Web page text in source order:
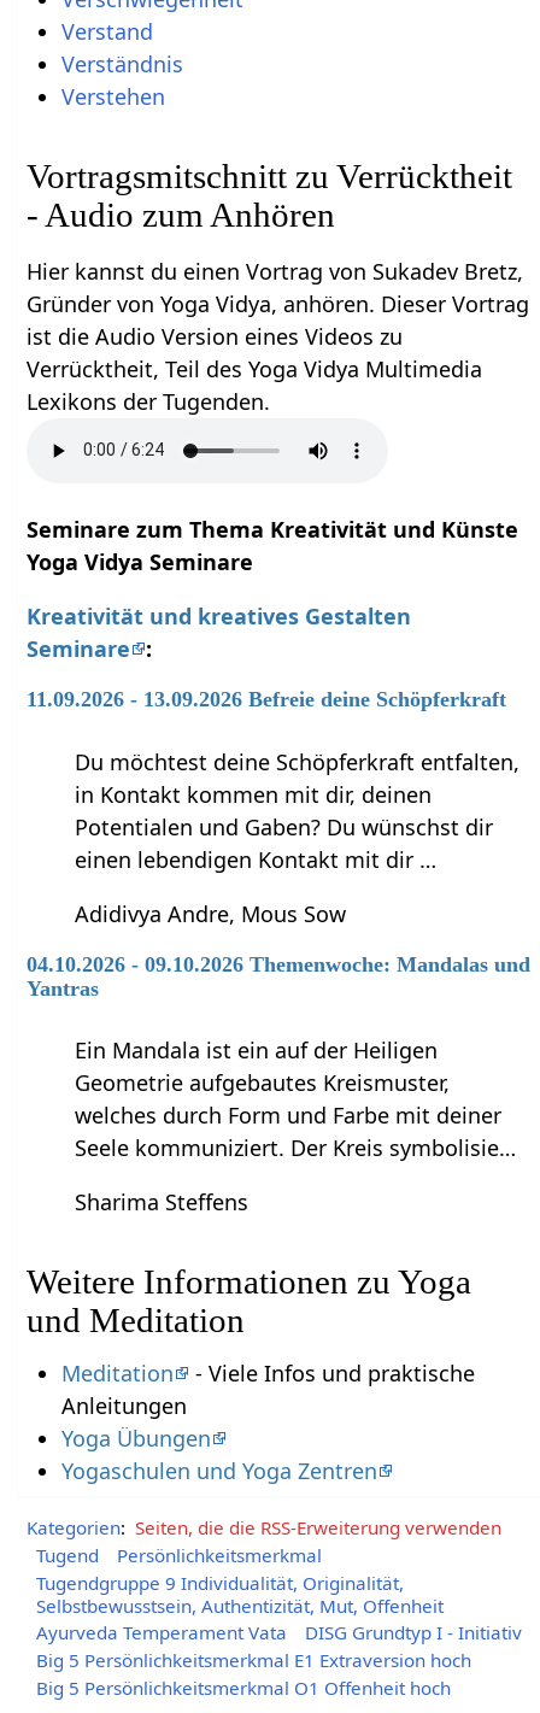
Verstand
Verständnis
Verstehen
Vortragsmitschnitt zu Verrücktheit
- Audio zum Anhören
Hier kannst du einen Vortrag von Sukadev Bretz,
Gründer von Yoga Vidya, anhören. Dieser Vortrag
ist die Audio Version eines Videos zu
Verrücktheit, Teil des Yoga Vidya Multimedia
Lexikons der Tugenden.
Seminare zum Thema Kreativität und Künste
Yoga Vidya Seminare
Kreativität und kreatives Gestalten
Seminare
:
11.09.2026 - 13.09.2026 Befreie deine Schöpferkraft
Du möchtest deine Schöpferkraft entfalten,
in Kontakt kommen mit dir, deinen
Potentialen und Gaben? Du wünschst dir
einen lebendigen Kontakt mit dir …
Adidivya Andre, Mous Sow
04.10.2026 - 09.10.2026 Themenwoche: Mandalas und
Yantras
Ein Mandala ist ein auf der Heiligen
Geometrie aufgebautes Kreismuster,
welches durch Form und Farbe mit deiner
Seele kommuniziert. Der Kreis symbolisie…
Sharima Steffens
Weitere Informationen zu Yoga
und Meditation
Meditation
- Viele Infos und praktische
Anleitungen
Yoga Übungen
Yogaschulen und Yoga Zentren
Kategorien: Seiten, die die RSS-Erweiterung verwenden
Tugend
Persönlichkeitsmerkmal
Tugendgruppe 9 Individualität, Originalität,
Selbstbewusstsein, Authentizität, Mut, Offenheit
Ayurveda Temperament Vata
DISG Grundtyp I - Initiativ
Big 5 Persönlichkeitsmerkmal E1 Extraversion hoch
Big 5 Persönlichkeitsmerkmal O1 Offenheit hoch